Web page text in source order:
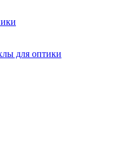
для оптики